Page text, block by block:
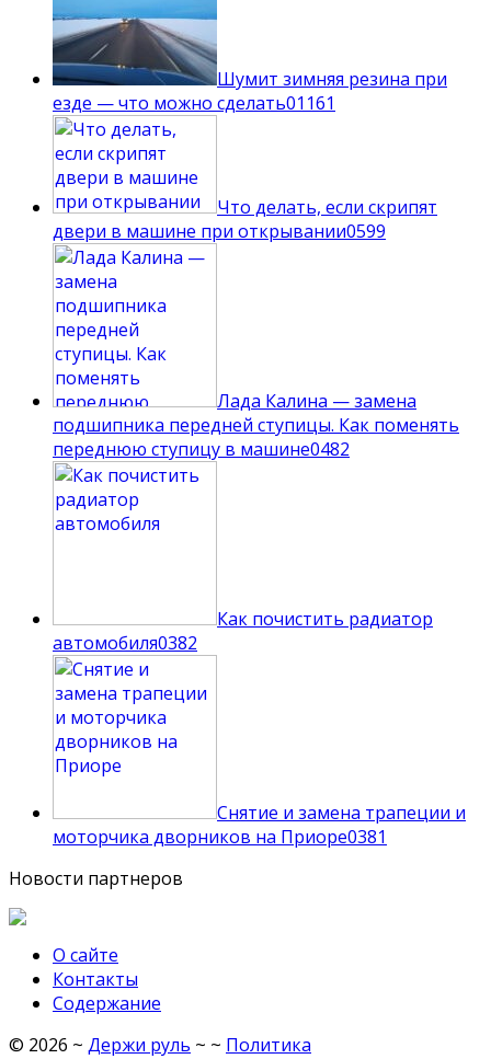
Шумит зимняя резина при
езде — что можно сделать01161
Что делать, если скрипят
двери в машине при открывании0599
Лада Калина — замена
подшипника передней ступицы. Как поменять
переднюю ступицу в машине0482
Как почистить радиатор
автомобиля0382
Снятие и замена трапеции и
моторчика дворников на Приоре0381
Новости партнеров
О сайте
Контакты
Содержание
© 2026 ~ Держи руль ~ ~ Политика